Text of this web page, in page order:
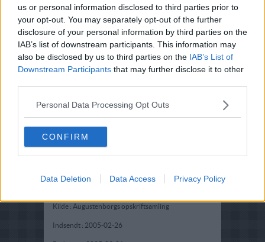
us or personal information disclosed to third parties prior to
your opt-out. You may separately opt-out of the further
disclosure of your personal information by third parties on the
IAB’s list of downstream participants. This information may
also be disclosed by us to third parties on the IAB’s List of
Downstream Participants that may further disclose it to other
Personal Data Processing Opt Outs
CONFIRM
Data Deletion Data Access Privacy Policy
Opskriftsinfo
Kilde : Augustenborgs opskriftsamling
Indsendt : 2005-02-26